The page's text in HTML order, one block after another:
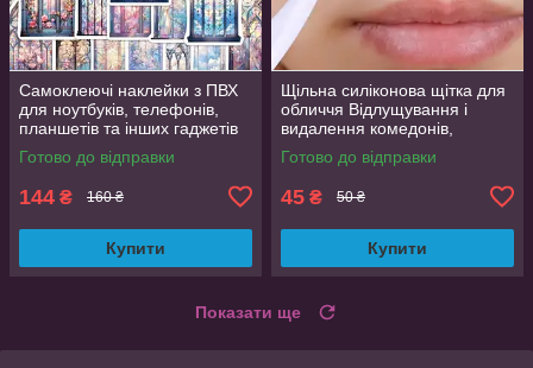
Самоклеючі наклейки з ПВХ
для ноутбуків, телефонів,
планшетів та інших гаджетів
50 шт. яскраві дизайни
Готово до відправки
144 ₴ 160 ₴
Купити
Щільна силіконова щітка для
обличчя Відлущування і
видалення комедонів,
текстурна поверхня
Готово до відправки
45 ₴ 50 ₴
Купити
Показати ще